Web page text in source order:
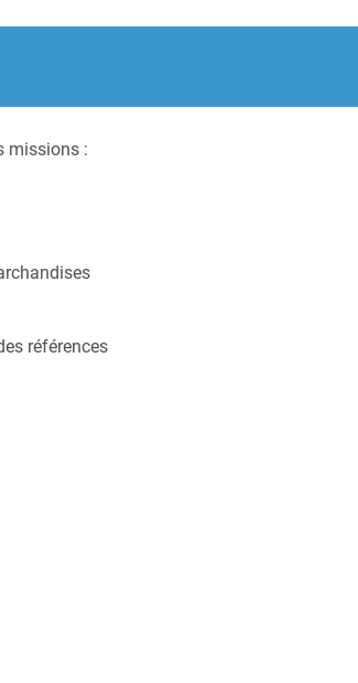
missions :
références